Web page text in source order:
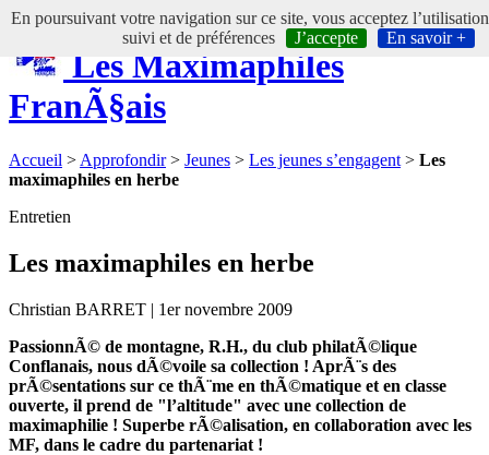
En poursuivant votre navigation sur ce site, vous acceptez
suivi et de préférences
J’accepte En savoir +
Les Maximaphiles
FranÃ§ais
Accueil > Approfondir> Jeunes > Les jeunes s’engagent > Les
maximaphiles en herbe
Entretien
Les maximaphiles en herbe
Christian BARRET | 1er novembre 2009
PassionnÃ© de montagne, R.H., du club philatÃ©lique
Conflanais, nous dÃ©voile sa collection ! AprÃ¨s des
prÃ©sentations sur ce thÃ¨me en thÃ©matique et en classe
ouverte, il prend de "l’altitude" avec une collection de
maximaphilie ! Superbe rÃ©alisation, en collaboration avec les
MF, dans le cadre du partenariat !